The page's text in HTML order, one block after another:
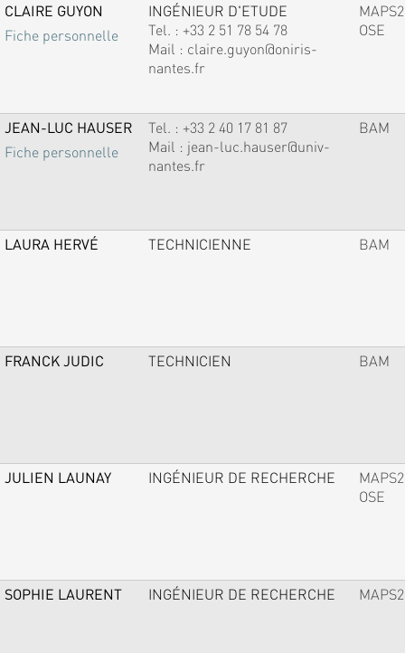
CLAIRE GUYON
Fiche personnelle
INGÉNIEUR D'ETUDE
Tel. : +33 2 51 78 54 78
Mail : claire.guyon@oniris-
nantes.fr
MAPS2
OSE
JEAN-LUC HAUSER
Fiche personnelle
Tel. : +33 2 40 17 81 87
Mail : jean-luc.hauser@univ-
nantes.fr
BAM
LAURA HERVÉ TECHNICIENNE BAM
FRANCK JUDIC TECHNICIEN BAM
JULIEN LAUNAY INGÉNIEUR DE RECHERCHE
MAPS2
OSE
SOPHIE LAURENT INGÉNIEUR DE RECHERCHE MAPS2